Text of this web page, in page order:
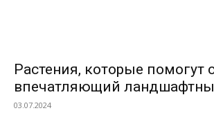
Растения, которые помогут
впечатляющий
03.07.2024